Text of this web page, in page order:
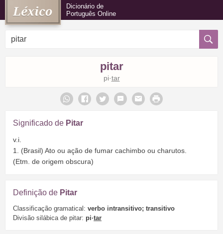
Dicionário de
Português Online
pitar
pi·tar
Significado de Pitar
v.i.
1. (Brasil) Ato ou ação de fumar cachimbo ou charutos.
(Etm. de origem obscura)
Definição de Pitar
Classificação gramatical: verbo intransitivo; transitivo
Divisão silábica de pitar: pi·tar